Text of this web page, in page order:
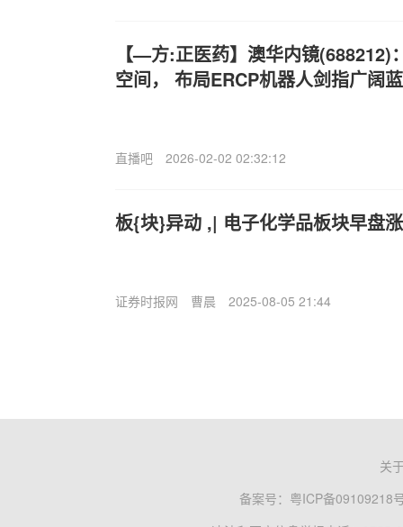
【—方:正医药】澳华内镜(688212)
空间， 布局ERCP机器人剑指广阔
直播吧 2026-02-02 02:32:12
板{块}异动 ,| 电子化学品板块早盘
证券时报网 曹晨 2025-08-05 21:44
关
备案号： 粤ICP备09109218